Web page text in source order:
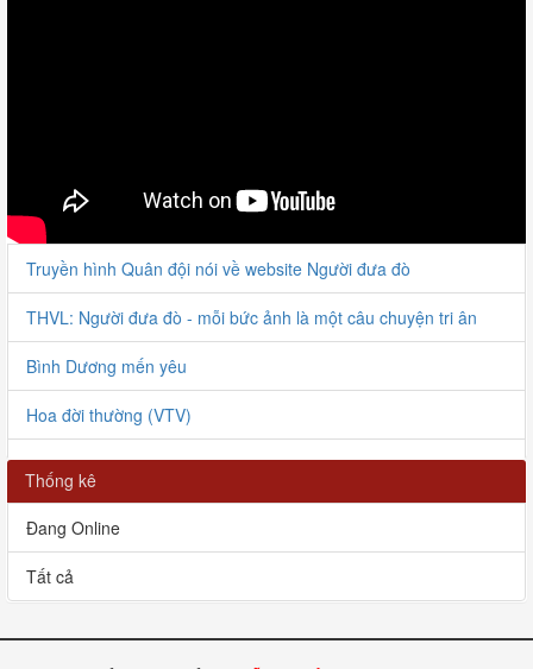
Truyền hình Quân đội nói về website Người đưa đò
THVL: Người đưa đò - mỗi bức ảnh là một câu chuyện tri ân
Bình Dương mến yêu
Hoa đời thường (VTV)
Người đưa đò giao lưu với VOV
Thống kê
Đang Online
Tất cả